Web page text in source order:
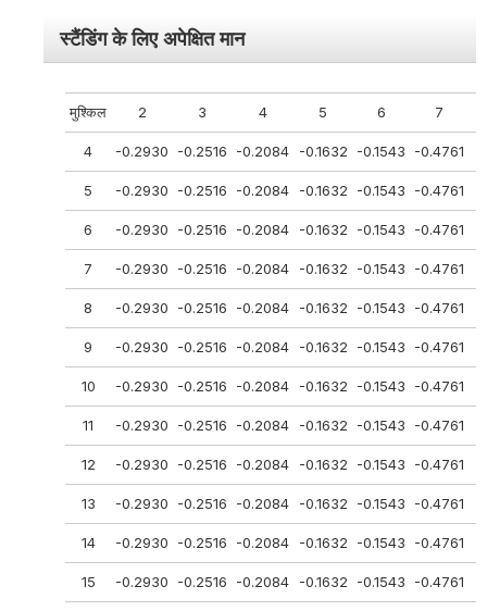
स्टैंडिंगके लिए अपेक्षित मान
मुश्किल 2 3 4 5 6 7
4 -0.2930 -0.2516 -0.2084 -0.1632 -0.1543 -0.4761
5 -0.2930 -0.2516 -0.2084 -0.1632 -0.1543 -0.4761
6 -0.2930 -0.2516 -0.2084 -0.1632 -0.1543 -0.4761
7 -0.2930 -0.2516 -0.2084 -0.1632 -0.1543 -0.4761
8 -0.2930 -0.2516 -0.2084 -0.1632 -0.1543 -0.4761
9 -0.2930 -0.2516 -0.2084 -0.1632 -0.1543 -0.4761
10 -0.2930 -0.2516 -0.2084 -0.1632 -0.1543 -0.4761
11 -0.2930 -0.2516 -0.2084 -0.1632 -0.1543 -0.4761
12 -0.2930 -0.2516 -0.2084 -0.1632 -0.1543 -0.4761
13 -0.2930 -0.2516 -0.2084 -0.1632 -0.1543 -0.4761
14 -0.2930 -0.2516 -0.2084 -0.1632 -0.1543 -0.4761
15 -0.2930 -0.2516 -0.2084 -0.1632 -0.1543 -0.4761